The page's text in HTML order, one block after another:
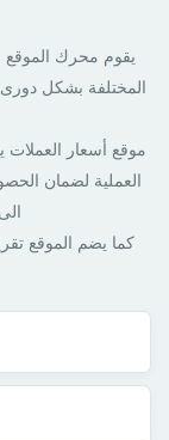
يقوم محرك الموقع
المختلفة بشكل
موقع أسعار
العملية لضمان
كما يضم الموقع